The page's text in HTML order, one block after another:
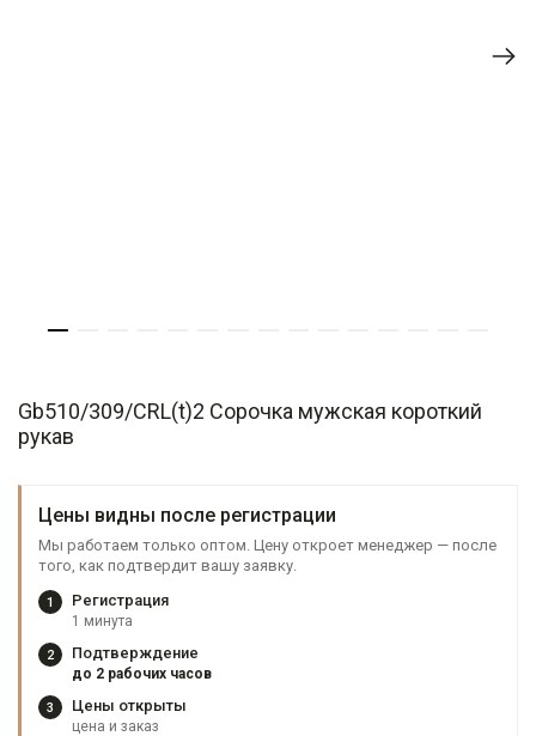
Gb510/309/CRL(t)2 Сорочка мужская короткий
рукав
Цены видны после регистрации
Мы работаем только оптом. Цену откроет менеджер — после
того, как подтвердит вашу заявку.
1 Регистрация
1 минута
2 Подтверждение
до 2 рабочих часов
3 Цены открыты
цена и заказ